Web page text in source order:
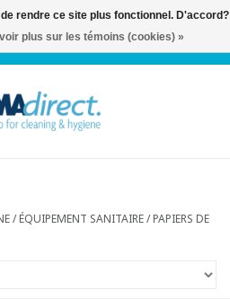
0 Articles
/ ÉQUIPEMENT SANITAIRE/PAPIERS DE
rendre ce site plus fonctionnel. D'accord?
plus sur les témoins (cookies) »